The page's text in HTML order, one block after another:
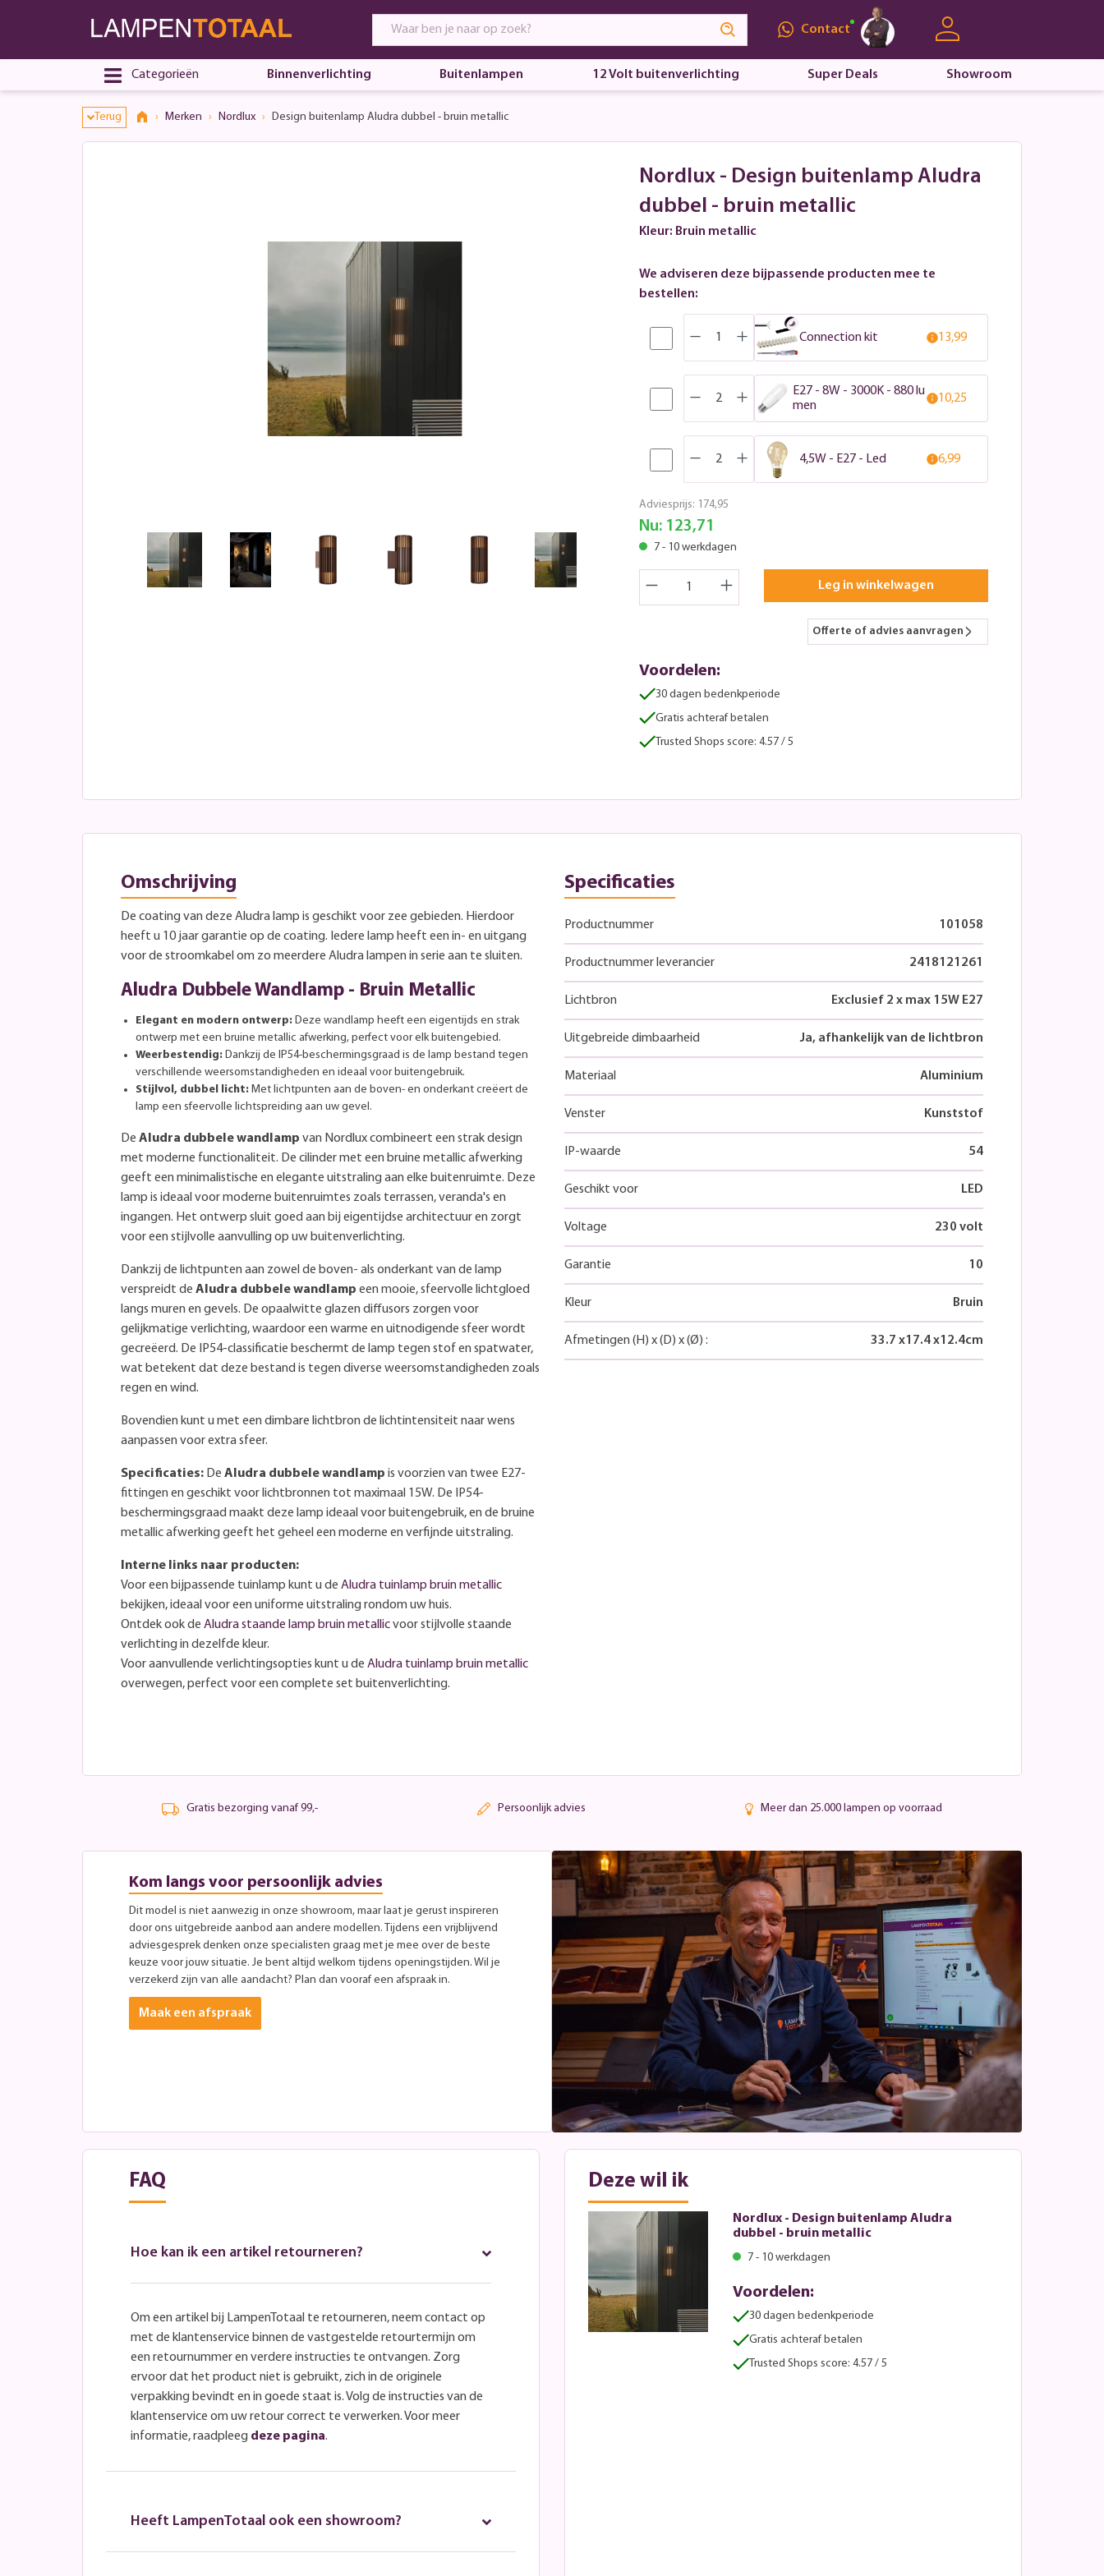
Contact
Categorieën Binnenverlichting Buitenlampen 12 Volt buitenverlichting Super Deals Showroom
Terug Merken Nordlux Design buitenlamp Aludra dubbel - bruin metallic
Nordlux - Design buitenlamp Aludra
dubbel - bruin metallic
Kleur: Bruin metallic
We adviseren deze bijpassende producten mee te
bestellen:
Connection kit 13,99
E27 - 8W - 3000K - 880 lu
men
10,25
4,5W - E27 - Led 6,99
Adviesprijs: 174,95
Nu: 123,71
7 - 10 werkdagen
Leg in winkelwagen
Offerte of advies aanvragen
Voordelen:
30 dagen bedenkperiode
Gratis achteraf betalen
Trusted Shops score: 4.57 / 5
Omschrijving
De coating van deze Aludra lamp is geschikt voor zee gebieden. Hierdoor
heeft u 10 jaar garantie op de coating. Iedere lamp heeft een in- en uitgang
voor de stroomkabel om zo meerdere Aludra lampen in serie aan te sluiten.
Aludra Dubbele Wandlamp - Bruin Metallic
Elegant en modern ontwerp: Deze wandlamp heeft een eigentijds en strak
ontwerp met een bruine metallic afwerking, perfect voor elk buitengebied.
Weerbestendig: Dankzij de IP54-beschermingsgraad is de lamp bestand tegen
verschillende weersomstandigheden en ideaal voor buitengebruik.
Stijlvol, dubbel licht: Met lichtpunten aan de boven- en onderkant creëert de
lamp een sfeervolle lichtspreiding aan uw gevel.
De Aludra dubbele wandlamp van Nordlux combineert een strak design
met moderne functionaliteit. De cilinder met een bruine metallic afwerking
geeft een minimalistische en elegante uitstraling aan elke buitenruimte. Deze
lamp is ideaal voor moderne buitenruimtes zoals terrassen, veranda's en
ingangen. Het ontwerp sluit goed aan bij eigentijdse architectuur en zorgt
voor een stijlvolle aanvulling op uw buitenverlichting.
Dankzij de lichtpunten aan zowel de boven- als onderkant van de lamp
verspreidt de Aludra dubbele wandlamp een mooie, sfeervolle lichtgloed
langs muren en gevels. De opaalwitte glazen diffusors zorgen voor
gelijkmatige verlichting, waardoor een warme en uitnodigende sfeer wordt
gecreëerd. De IP54-classificatie beschermt de lamp tegen stof en spatwater,
wat betekent dat deze bestand is tegen diverse weersomstandigheden zoals
regen en wind.
Bovendien kunt u met een dimbare lichtbron de lichtintensiteit naar wens
aanpassen voor extra sfeer.
Specificaties: De Aludra dubbele wandlamp is voorzien van twee E27-
fittingen en geschikt voor lichtbronnen tot maximaal 15W. De IP54-
beschermingsgraad maakt deze lamp ideaal voor buitengebruik, en de bruine
metallic afwerking geeft het geheel een moderne en verfijnde uitstraling.
Interne links naar producten:
Voor een bijpassende tuinlamp kunt u de Aludra tuinlamp bruin metallic
bekijken, ideaal voor een uniforme uitstraling rondom uw huis.
Ontdek ook de Aludra staande lamp bruin metallicvoor stijlvolle staande
verlichting in dezelfde kleur.
Voor aanvullende verlichtingsopties kunt u de Aludra tuinlamp bruin metallic
overwegen, perfect voor een complete set buitenverlichting.
Specificaties
Productnummer 101058
Productnummer leverancier 2418121261
Lichtbron Exclusief 2 x max 15W E27
Uitgebreide dimbaarheid Ja, afhankelijk van de lichtbron
Materiaal Aluminium
Venster Kunststof
IP-waarde 54
Geschikt voor LED
Voltage 230 volt
Garantie 10
Kleur Bruin
Afmetingen (H) x(D) x(Ø) : 33.7 x17.4x12.4cm
Gratis bezorging vanaf 99,- Persoonlijk advies Meer dan 25.000 lampen op voorraad
Kom langs voor persoonlijk advies
Dit model is niet aanwezig in onze showroom, maar laat je gerust inspireren
door ons uitgebreide aanbod aan andere modellen. Tijdens een vrijblijvend
adviesgesprek denken onze specialisten graag met je mee over de beste
keuze voor jouw situatie. Je bent altijd welkom tijdens openingstijden. Wil je
verzekerd zijn van alle aandacht? Plan dan vooraf een afspraak in.
Maak een afspraak
FAQ
Hoe kan ik een artikel retourneren?
Om een artikel bij LampenTotaal te retourneren, neem contact op
met de klantenservice binnen de vastgestelde retourtermijn om
een retournummer en verdere instructies te ontvangen. Zorg
ervoor dat het product niet is gebruikt, zich in de originele
verpakking bevindt en in goede staat is. Volg de instructies van de
klantenservice om uw retour correct te verwerken. Voor meer
informatie, raadpleeg deze pagina.
Heeft LampenTotaal ook een showroom?
Deze wil ik
Nordlux - Design buitenlamp Aludra
dubbel - bruin metallic
7 - 10 werkdagen
Voordelen:
30 dagen bedenkperiode
Gratis achteraf betalen
Trusted Shops score: 4.57 / 5